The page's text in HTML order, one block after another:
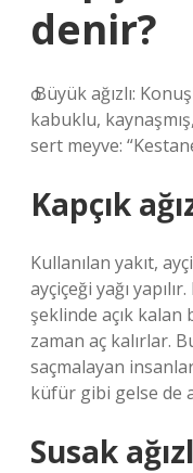
denir?
ѻ Büyük ağızlı:
kabuklu,
sert meyve:
Kapçık
Kullanılan yakıt,
ayçiçeği yağı
şeklinde açık
zaman aç kalırlar.
saçmalayan
küfür gibi gelse de
Susak